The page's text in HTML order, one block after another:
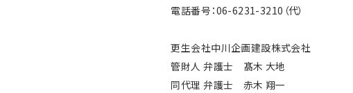
電話番号：06-6231-3210（代）
更生会社中川企画建設株式会社
管財人 弁護士 髙木 大地
同代理 弁護士 赤木 翔一